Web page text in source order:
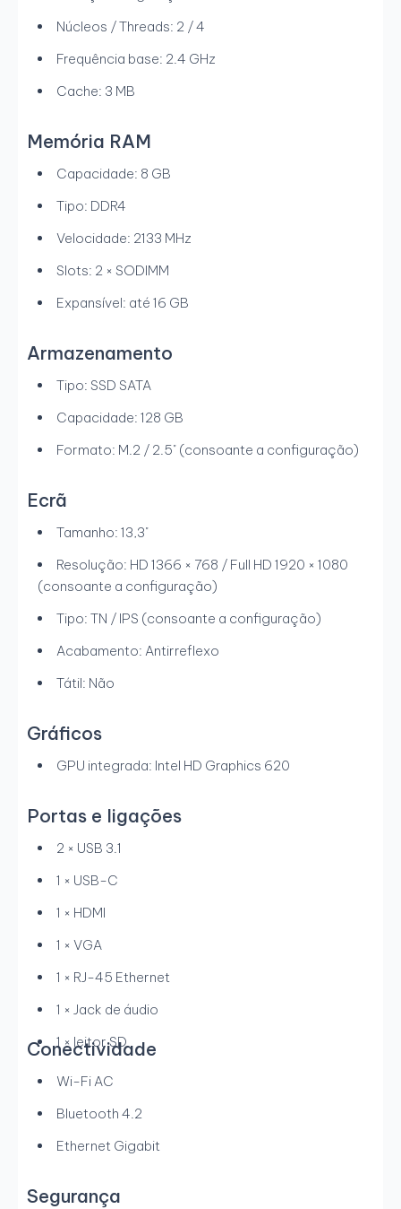
Núcleos / Threads: 2 / 4
Frequência base: 2.4 GHz
Cache: 3 MB
Memória RAM
Capacidade: 8 GB
Tipo: DDR4
Velocidade: 2133 MHz
Slots: 2 × SODIMM
Expansível: até 16 GB
Armazenamento
Tipo: SSD SATA
Capacidade: 128 GB
Formato: M.2 / 2.5" (consoante a configuração)
Ecrã
Tamanho: 13,3"
Resolução: HD 1366 × 768 / Full HD 1920 × 1080
(consoante a configuração)
Tipo: TN / IPS (consoante a configuração)
Acabamento: Antirreflexo
Tátil: Não
Gráficos
GPU integrada: Intel HD Graphics 620
Portas e ligações
2 × USB 3.1
1 × USB-C
1 × HDMI
1 × VGA
1 × RJ-45 Ethernet
1 × Jack de áudio
1 × leitor SD
Conectividade
Wi-Fi AC
Bluetooth 4.2
Ethernet Gigabit
Segurança